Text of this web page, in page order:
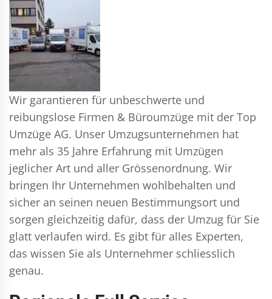
Wir garantieren für unbeschwerte und
reibungslose Firmen & Büroumzüge mit der Top
Umzüge AG. Unser Umzugsunternehmen hat
mehr als 35 Jahre Erfahrung mit Umzügen
jeglicher Art und aller Grössenordnung. Wir
bringen Ihr Unternehmen wohlbehalten und
sicher an seinen neuen Bestimmungsort und
sorgen gleichzeitig dafür, dass der Umzug für Sie
glatt verlaufen wird. Es gibt für alles Experten,
das wissen Sie als Unternehmer schliesslich
genau.